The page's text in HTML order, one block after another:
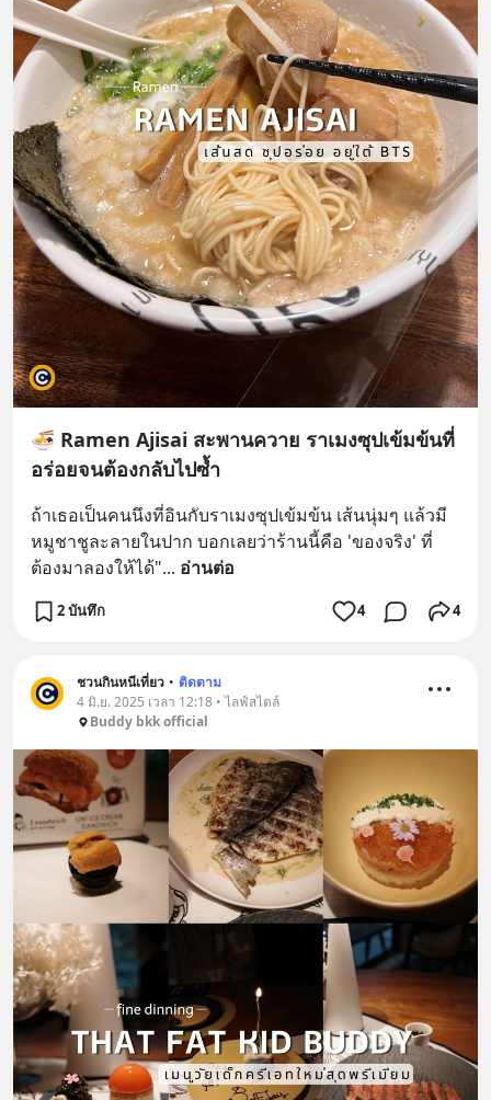
🍜 Ramen Ajisai สะพานควาย ราเมงซุปเข้มข้นที่
อร่อยจนต้องกลับไปซ้ำ
ถ้าเธอเป็นคนนึงที่อินกับราเมงซุปเข้มข้น เส้นนุ่มๆ แล้วมี
หมูชาชูละลายในปาก บอกเลยว่าร้านนี้คือ 'ของจริง' ที่
ต้องมาลองให้ได้"... อ่านต่อ
2 บันทึก 4 4
ชวนกินหนีเที่ยว • ติดตาม
4 มิ.ย. 2025 เวลา 12:18 • ไลฟ์สไตล์
Buddy bkk official